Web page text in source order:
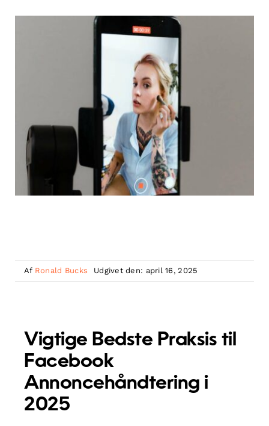
Af Ronald Bucks Udgivet den: april 16, 2025
Vigtige Bedste Praksis til
Facebook
Annoncehåndtering i
2025